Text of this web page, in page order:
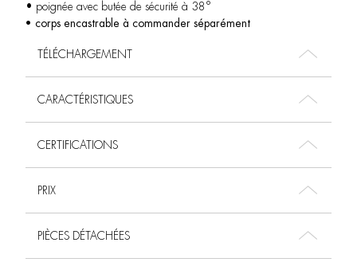
• poignée avec butée de sécurité à 38°
• corps encastrable à commander séparément
TÉLÉCHARGEMENT
CARACTÉRISTIQUES
CERTIFICATIONS
PRIX
PIÈCES DÉTACHÉES